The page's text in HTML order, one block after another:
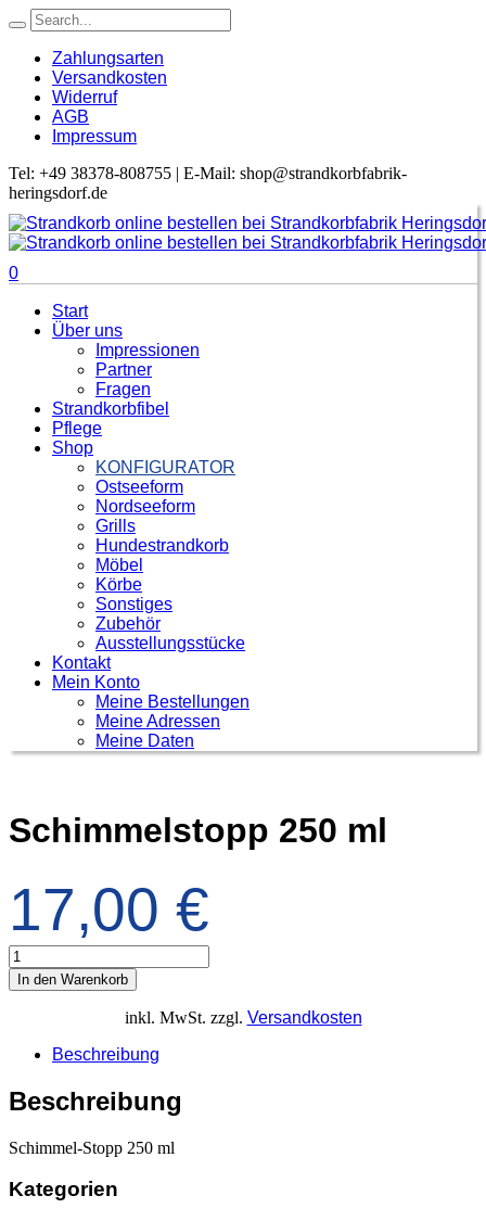
Zahlungsarten
Versandkosten
Widerruf
AGB
Impressum
Tel: +49 38378-808755 | E-Mail: shop@strandkorbfabrik-
heringsdorf.de
0
Start
Über uns
Impressionen
Partner
Fragen
Strandkorbfibel
Pflege
Shop
KONFIGURATOR
Ostseeform
Nordseeform
Grills
Hundestrandkorb
Möbel
Körbe
Sonstiges
Zubehör
Ausstellungsstücke
Kontakt
Mein Konto
Meine Bestellungen
Meine Adressen
Meine Daten
Schimmelstopp 250 ml
17,00 €
In den Warenkorb
inkl. MwSt. zzgl. Versandkosten
Beschreibung
Beschreibung
Schimmel-Stopp 250 ml
Kategorien